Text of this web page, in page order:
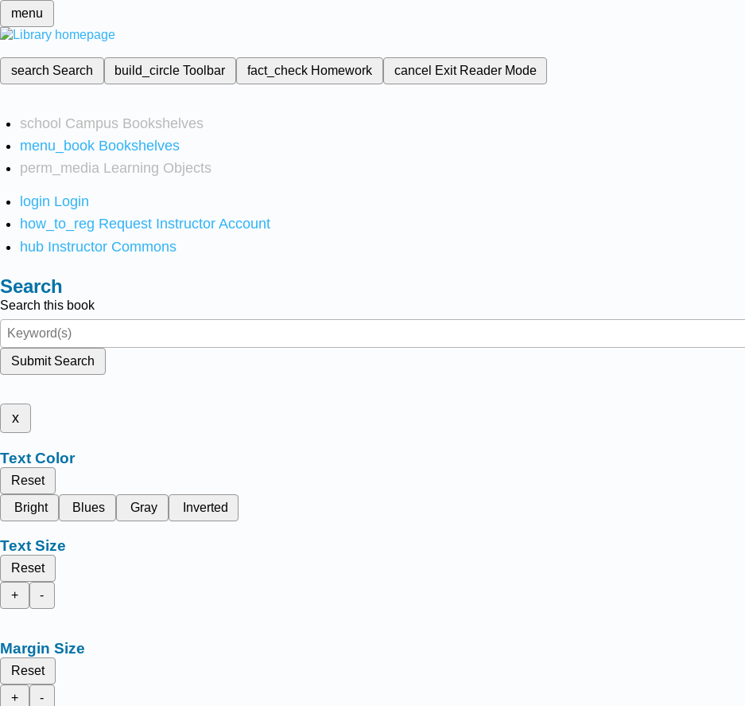
menu
search Search build_circleToolbar fact_check Homework cancel Exit Reader Mode
school Campus Bookshelves
menu_book Bookshelves
perm_media Learning Objects
login Login
how_to_reg Request Instructor Account
hub Instructor Commons
Search
Search this book
Submit Search
x
Text Color
Reset
Bright
Blues Gray Inverted
Text Size
Reset
+
-
Margin Size
Reset
+
-